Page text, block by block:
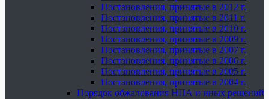
Постановления, принятые в 2012 г.
Постановления, принятые в 2011 г.
Постановления, принятые в 2010 г.
Постановления, принятые в 2009 г.
Постановления, принятые в 2007 г.
Постановления, принятые в 2006 г.
Постановления, принятые в 2005 г.
Постановления, принятые в 2004 г.
Порядок обжалования НПА и иных решений